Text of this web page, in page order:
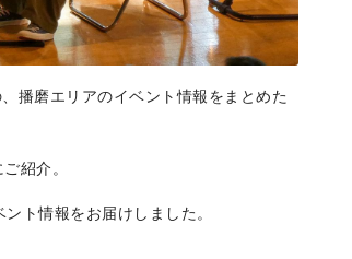
播磨エリアのイベント情報をまとめた
紹介。
ト情報をお届けしました。